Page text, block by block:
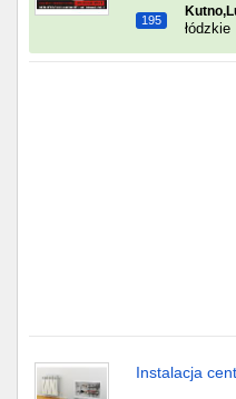
195
łódzkie
Instalacja
Rzeszów
Olsztyn